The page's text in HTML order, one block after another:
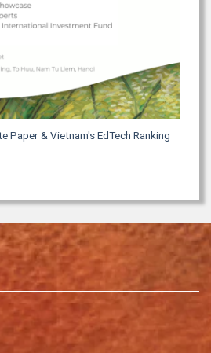
Paper & Vietnam's EdTech Ranking